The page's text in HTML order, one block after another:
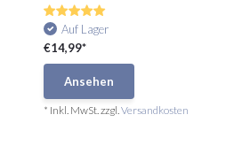
Auf Lager
€14,99*
Ansehen
* Inkl. MwSt. zzgl.Versandkosten